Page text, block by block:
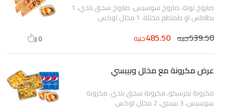
صاروخ تونة، صاروخ سوسيس، صاروخ سجق بلدي، 1
بطاطس او طماطم مخللة، 1 مخلل لوكس
539.50جنيه 485.50جنيه 0
عرض مكرونة مع مخلل وبيبسي
مكرونة نجرسكو، مكرونة سجق بلدي، مكرونة
سوسيس، 3 بيبسي، 2 مخلل لوكس